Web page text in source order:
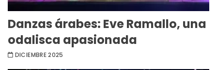
Danzas árabes: Eve Ramallo, una
odalisca apasionada
DICIEMBRE 2025